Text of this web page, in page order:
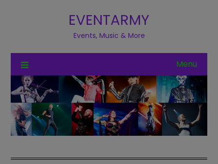
EVENTARMY
Events, Music & More
Menu